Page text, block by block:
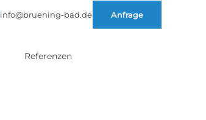
info@bruening-bad.de Anfrage
Referenzen